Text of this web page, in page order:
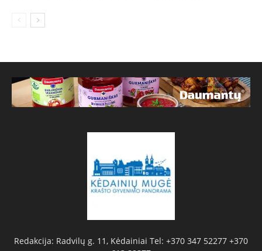
Redakcija: Radvilų g. 11, Kėdainiai Tel: +370 347 52277 +370